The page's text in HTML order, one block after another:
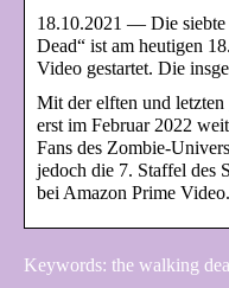
18.10.2021 — Die
Dead“ ist am heutigen
Video gestartet. Die
Mit der elften und
erst im Februar 2022
Fans des Zombie-
jedoch die 7. Staffel des
bei Amazon Prime Video.
Keywords: the walking